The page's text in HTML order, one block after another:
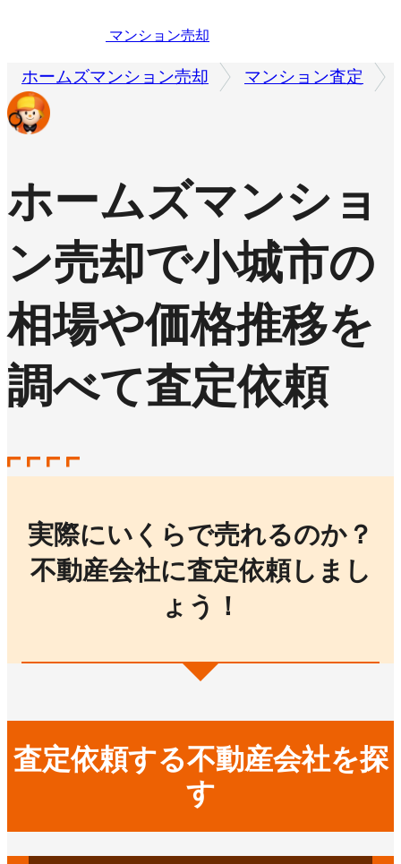
マンション売却
ホームズマンション売却 マンション査定
ホームズマンショ
ン売却で小城市の
相場や価格推移を
調べて査定依頼
実際にいくらで売れるのか？
不動産会社に査定依頼しまし
ょう！
査定依頼する不動産会社を探
す